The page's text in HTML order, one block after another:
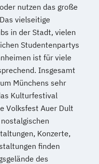
nutzen das große
vielseitige
in der Stadt, vielen
Studentenpartys
ist für viele
Insgesamt
Münchens sehr
Kulturfestival
Volksfest Auer Dult
Konzerte,
finden
des